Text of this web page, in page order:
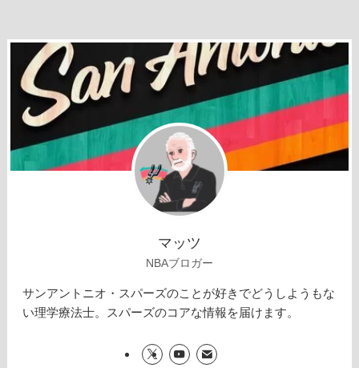
マッツ
NBAブロガー
サンアントニオ・スパーズのことが好きでどうしようもな
い理学療法士。スパーズのコアな情報を届けます。